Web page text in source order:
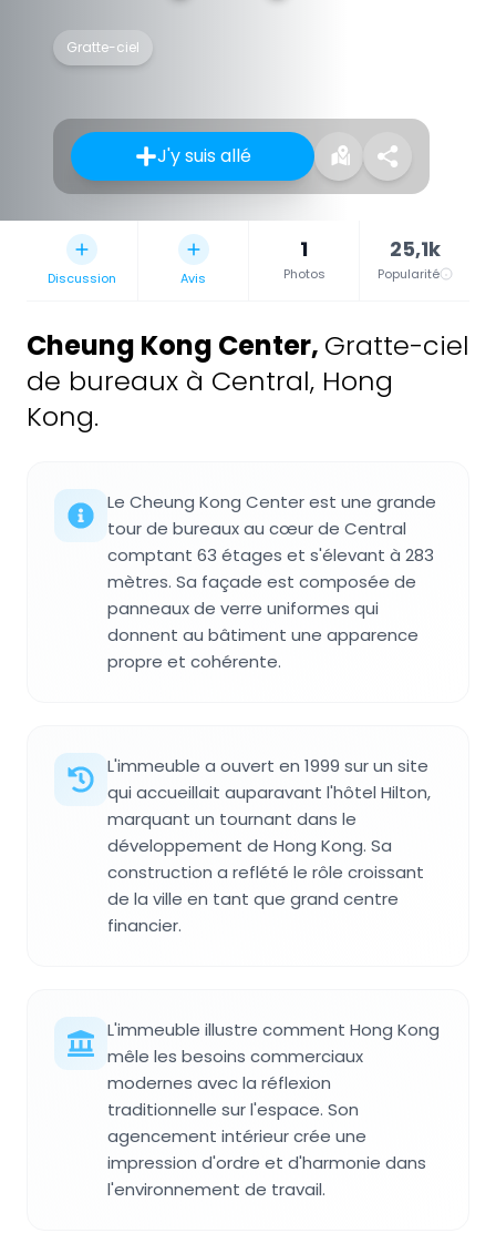
Gratte-ciel
J'y suis allé
Discussion Avis
1
Photos
25,1k
Popularité
Cheung Kong Center, Gratte-ciel
de bureaux à Central, Hong
Kong.
Le Cheung Kong Center est une grande
tour de bureaux au cœur de Central
comptant 63 étages et s'élevant à 283
mètres. Sa façade est composée de
panneaux de verre uniformes qui
donnent au bâtiment une apparence
propre et cohérente.
L'immeuble a ouvert en 1999 sur un site
qui accueillait auparavant l'hôtel Hilton,
marquant un tournant dans le
développement de Hong Kong. Sa
construction a reflété le rôle croissant
de la ville en tant que grand centre
financier.
L'immeuble illustre comment Hong Kong
mêle les besoins commerciaux
modernes avec la réflexion
traditionnelle sur l'espace. Son
agencement intérieur crée une
impression d'ordre et d'harmonie dans
l'environnement de travail.